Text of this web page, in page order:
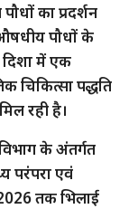
का प्रदर्शन
पौधों के
में एक
चिकित्सा पद्धति
रही है।
के अंतर्गत
परंपरा एवं
2026 तक भिलाई